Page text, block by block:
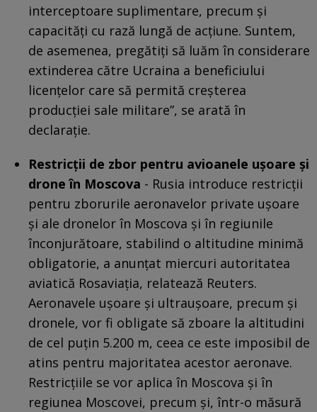
interceptoare suplimentare, precum și
capacități cu rază lungă de acțiune. Suntem,
de asemenea, pregătiți să luăm în considerare
extinderea către Ucraina a beneficiului
licențelor care să permită creșterea
producției sale militare”, se arată în
declarație.
Restricţii de zbor pentru avioanele uşoare şi
drone în Moscova - Rusia introduce restricţii
pentru zborurile aeronavelor private uşoare
şi ale dronelor în Moscova şi în regiunile
înconjurătoare, stabilind o altitudine minimă
obligatorie, a anunţat miercuri autoritatea
aviatică Rosaviaţia, relatează Reuters.
Aeronavele uşoare şi ultrauşoare, precum şi
dronele, vor fi obligate să zboare la altitudini
de cel puţin 5.200 m, ceea ce este imposibil de
atins pentru majoritatea acestor aeronave.
Restricţiile se vor aplica în Moscova şi în
regiunea Moscovei, precum şi, într-o măsură